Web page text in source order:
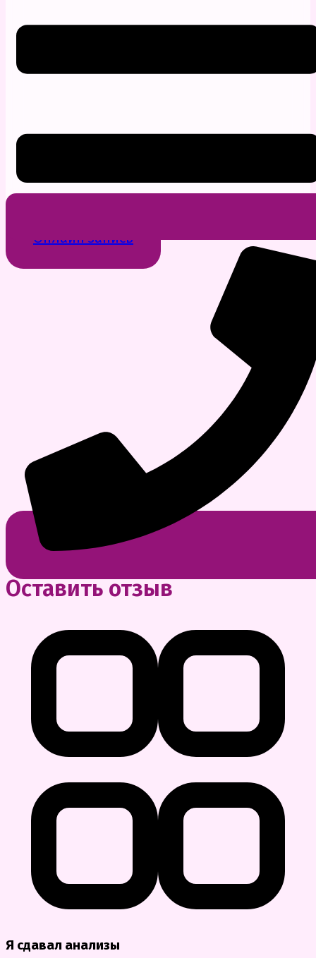
Онлайн запись
Оставить отзыв
Я сдавал анализы